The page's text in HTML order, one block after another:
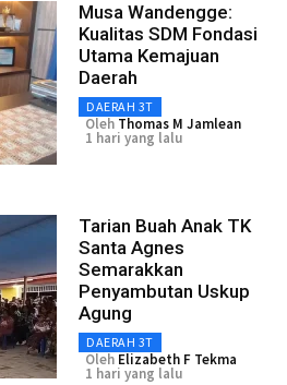
Musa Wandengge:
Kualitas SDM Fondasi
Utama Kemajuan
Daerah
DAERAH 3T
Oleh Thomas M Jamlean
1 hari yang lalu
Tarian Buah Anak TK
Santa Agnes
Semarakkan
Penyambutan Uskup
Agung
DAERAH 3T
Oleh Elizabeth F Tekma
1 hari yang lalu